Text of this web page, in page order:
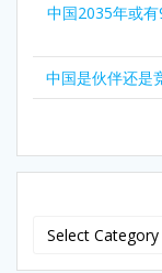
中国2035年或
中国是伙伴还是